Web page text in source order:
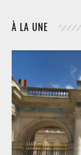
À LA UNE